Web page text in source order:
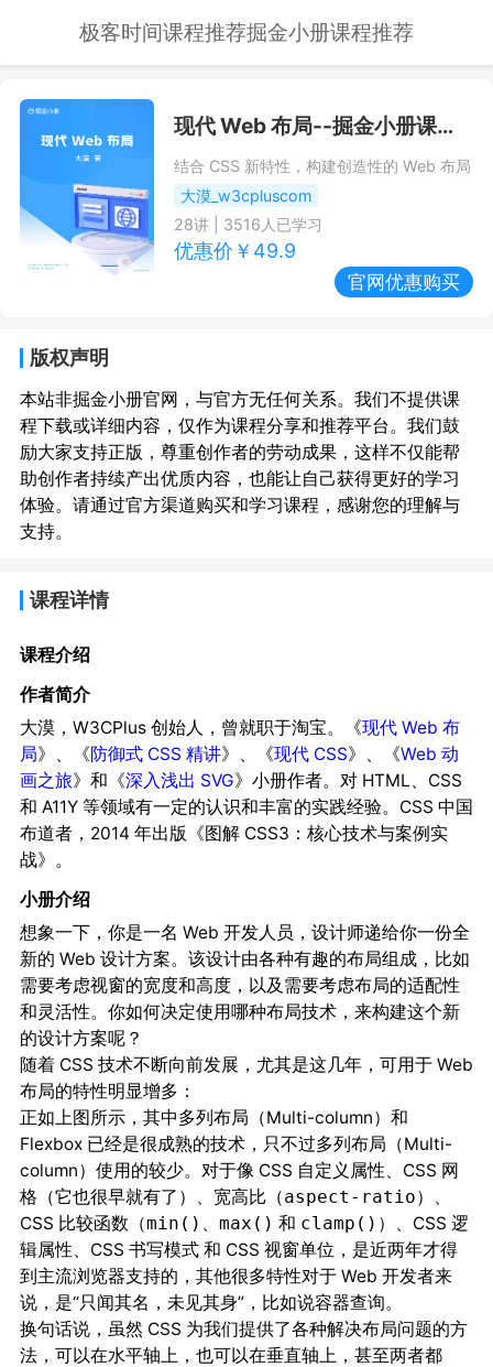
极客时间课程推荐掘金小册课程推荐
现代 Web 布局--掘金小册课程推荐/优惠
结合 CSS 新特性，构建创造性的 Web 布局
大漠_w3cpluscom
28讲 | 3516 人已学习
优惠价￥ 49.9
官网优惠购买
版权声明
本站非掘金小册官网，与官方无任何关系。我们不提供课
程下载或详细内容，仅作为课程分享和推荐平台。我们鼓
励大家支持正版，尊重创作者的劳动成果，这样不仅能帮
助创作者持续产出优质内容，也能让自己获得更好的学习
体验。请通过官方渠道购买和学习课程，感谢您的理解与
支持。
课程详情
课程介绍
作者简介
大漠，W3CPlus 创始人，曾就职于淘宝。《现代 Web 布
局》、《防御式 CSS 精讲》、《现代 CSS》、《Web 动
画之旅》和《深入浅出 SVG》小册作者。对 HTML、CSS
和 A11Y 等领域有一定的认识和丰富的实践经验。CSS 中国
布道者，2014 年出版《图解 CSS3：核心技术与案例实
战》。
小册介绍
想象一下，你是一名 Web 开发人员，设计师递给你一份全
新的 Web 设计方案。该设计由各种有趣的布局组成，比如
需要考虑视窗的宽度和高度，以及需要考虑布局的适配性
和灵活性。你如何决定使用哪种布局技术，来构建这个新
的设计方案呢？
随着 CSS 技术不断向前发展，尤其是这几年，可用于 Web
布局的特性明显增多：
正如上图所示，其中多列布局（Multi-column）和
Flexbox 已经是很成熟的技术，只不过多列布局（Multi-
column）使用的较少。对于像 CSS 自定义属性、CSS 网
格（它也很早就有了）、宽高比（aspect-ratio）、
CSS 比较函数（min() 、 max() 和 clamp() ）、CSS 逻
辑属性、CSS 书写模式 和 CSS 视窗单位，是近两年才得
到主流浏览器支持的，其他很多特性对于 Web 开发者来
说，是“只闻其名，未见其身”，比如说容器查询。
换句话说，虽然 CSS 为我们提供了各种解决布局问题的方
法，可以在水平轴上，也可以在垂直轴上，甚至两者都